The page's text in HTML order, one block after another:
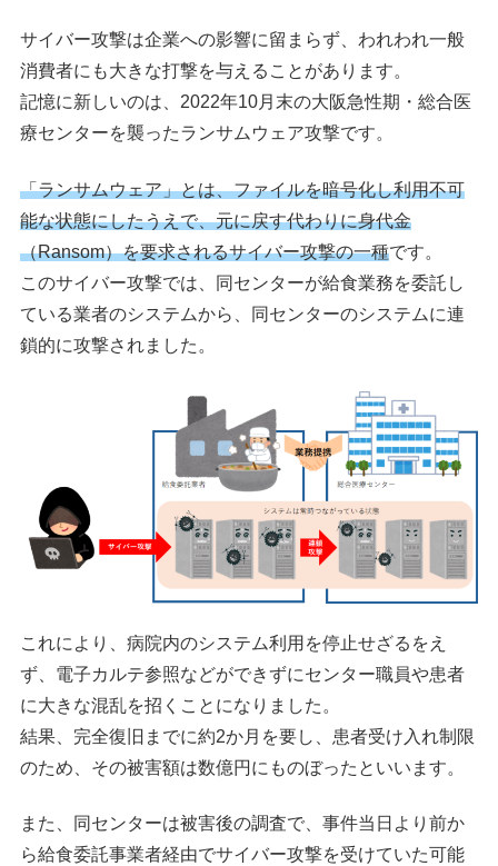
サイバー攻撃は企業への影響に留まらず、われわれ一般
消費者にも大きな打撃を与えることがあります。
記憶に新しいのは、2022年10月末の大阪急性期・総合医
療センターを襲ったランサムウェア攻撃です。
「ランサムウェア」とは、ファイルを暗号化し利用不可
能な状態にしたうえで、元に戻す代わりに身代金
（Ransom）を要求されるサイバー攻撃の一種です。
このサイバー攻撃では、同センターが給食業務を委託し
ている業者のシステムから、同センターのシステムに連
鎖的に攻撃されました。
これにより、病院内のシステム利用を停止せざるをえ
ず、電子カルテ参照などができずにセンター職員や患者
に大きな混乱を招くことになりました。
結果、完全復旧までに約2か月を要し、患者受け入れ制限
のため、その被害額は数億円にものぼったといいます。
また、同センターは被害後の調査で、事件当日より前か
ら給食委託事業者経由でサイバー攻撃を受けていた可能